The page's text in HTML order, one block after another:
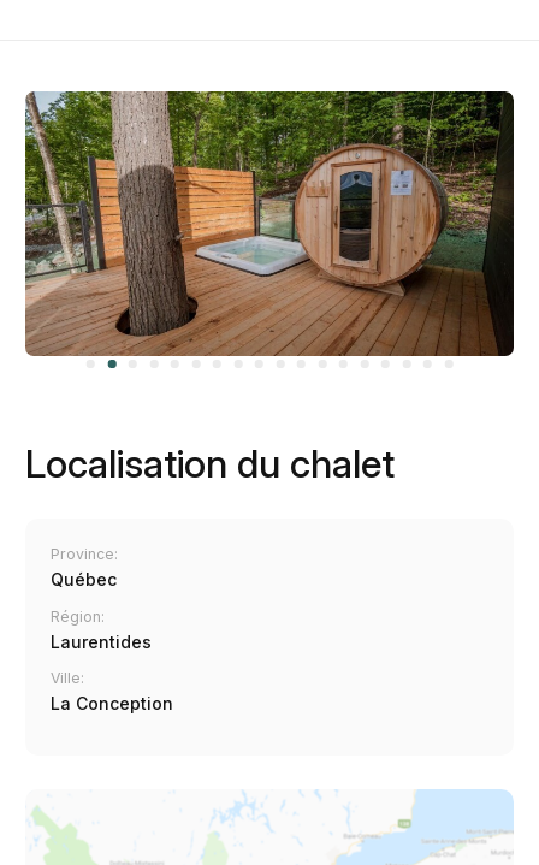
Localisation du chalet
Province:
Québec
Région:
Laurentides
Ville:
La Conception